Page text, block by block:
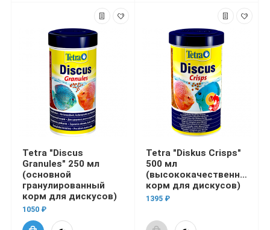
Tetra "Discus
Granules" 250 мл
(основной
гранулированный
корм для дискусов)
1050 ₽
Tetra "Diskus Crisps"
500 мл
(высококачественный
корм для дискусов)
1395 ₽